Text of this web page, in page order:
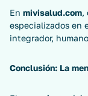
En mivisalud.com,
especializados en
integrador,
Conclusión: La